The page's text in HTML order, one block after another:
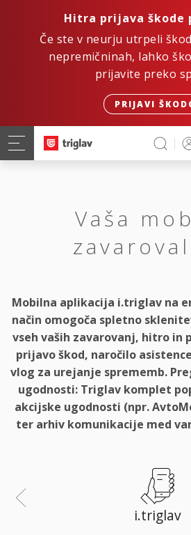
Hitra prijava škode
Če ste v neurju utrpeli
nepremičninah, lahko
prijavite preko
PRIJAVI
Vaša
Mobilna aplikacija i.triglav na
način omogoča spletno
vseh vaših zavarovanj, hitro in
prijavo škod, naročilo
vlog za urejanje sprememb.
ugodnosti: Triglav komplet
akcijske ugodnosti (npr.
ter arhiv komunikacije med
i.triglav